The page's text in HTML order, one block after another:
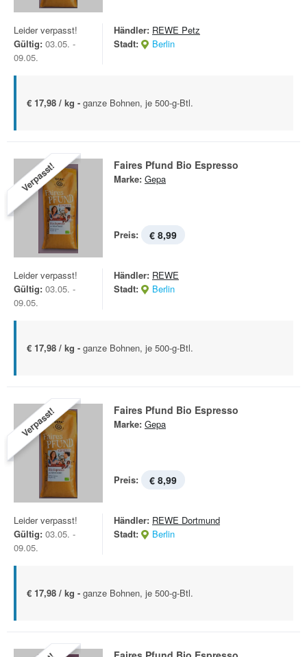
Leider verpasst!
Gültig: 03.05. -
09.05.
Händler: REWE Petz
Stadt:
Berlin
€ 17,98 / kg - ganze Bohnen, je 500-g-Btl.
Verpasst! Faires Pfund Bio Espresso
Marke: Gepa
Preis: € 8,99
Leider verpasst!
Gültig: 03.05. -
09.05.
Händler: REWE
Stadt:
Berlin
€ 17,98 / kg - ganze Bohnen, je 500-g-Btl.
Verpasst! Faires Pfund Bio Espresso
Marke: Gepa
Preis: € 8,99
Leider verpasst!
Gültig: 03.05. -
09.05.
Händler: REWE Dortmund
Stadt:
Berlin
€ 17,98 / kg - ganze Bohnen, je 500-g-Btl.